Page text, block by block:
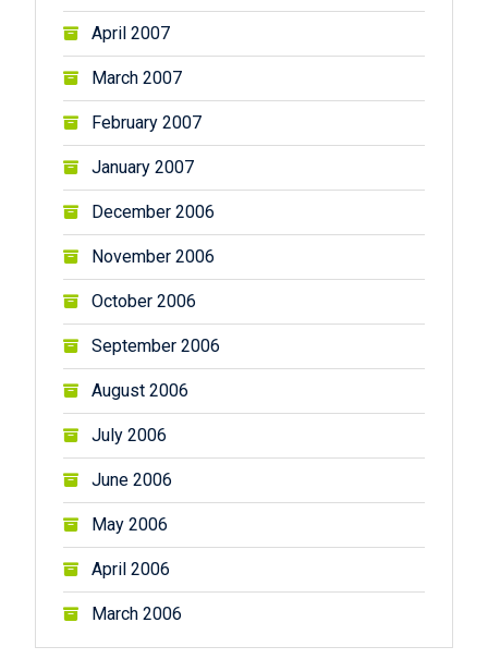
April 2007
March 2007
February 2007
January 2007
December 2006
November 2006
October 2006
September 2006
August 2006
July 2006
June 2006
May 2006
April 2006
March 2006